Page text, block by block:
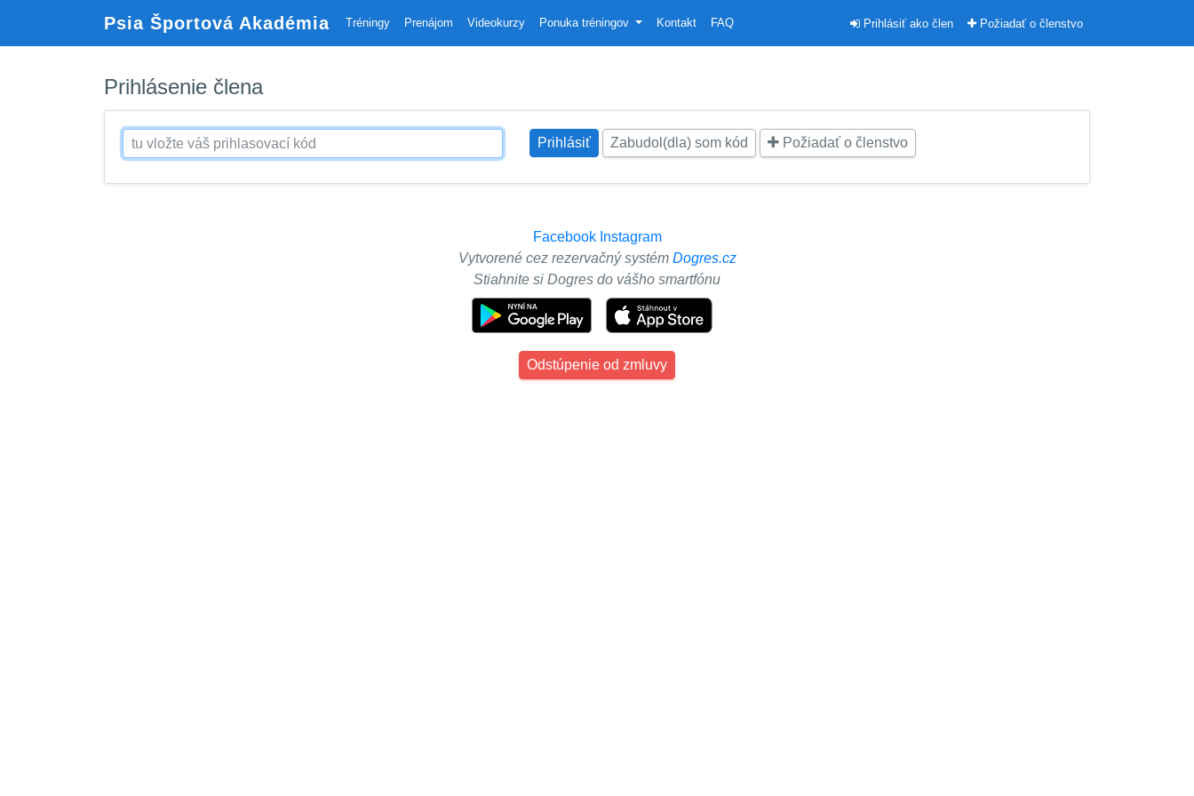
Psia Športová Akadémia Tréningy Prenájom Videokurzy Ponuka tréningov Kontakt FAQ Prihlásiť ako člen Požiadať o členstvo
Prihlásenie člena
Zabudol(dla) som kód Požiadať o členstvo
Facebook Instagram
Vytvorené cez rezervačný systém Dogres.cz
Stiahnite si Dogres do vášho smartfónu
Odstúpenie od zmluvy